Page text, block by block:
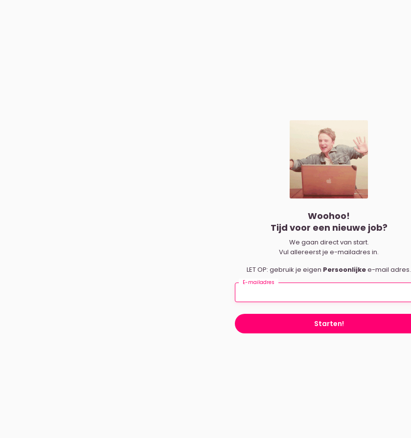
Woohoo!
Tijd voor een nieuwe job?
We gaan direct van start.
Vul allereerst je e-mailadres in.
LET OP: gebruik je eigen Persoonlijkee-mail adres.
E-mailadres
Starten!